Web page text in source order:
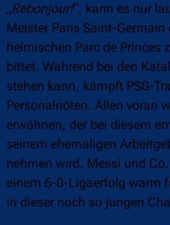
„Rebonjour!“, kann es nur
Meister Paris Saint-
heimischen Parc de Princes
bittet. Während bei den
stehen kann, kämpft PSG-
Personalnöten. Allen voran
erwähnen, der bei diesem
seinem ehemaligen
nehmen wird. Messi und
einem 6-0-Ligaerfolg warm
in dieser noch so jungen